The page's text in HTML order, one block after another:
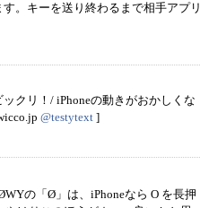
。キーを送り終わるまで相手アプリ
クリ！/ iPhoneの動きがおかしくな
@testytext ]
の「Ø」は、iPhoneなら O を長押